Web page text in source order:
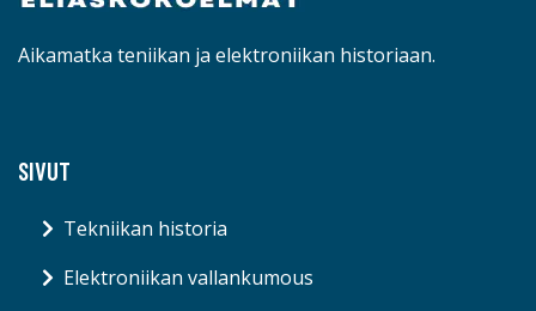
Aikamatka teniikan ja elektroniikan historiaan.
SIVUT
Tekniikan historia
Elektroniikan vallankumous